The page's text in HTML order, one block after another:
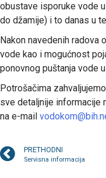
obustave isporuke vode
do džamije) i to danas u
Nakon navedenih radova
vode kao i mogućnost
ponovnog puštanja vode
Potrošačima
sve detaljnije informacije
na e-mail
PRETHODNI
Servisna informacija